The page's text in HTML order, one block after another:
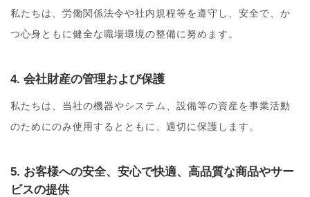
私たちは、労働関係法令や社内規程等を遵守し、安全で、か
つ心身ともに健全な職場環境の整備に努めます。
4. 会社財産の管理および保護
私たちは、当社の機器やシステム、設備等の資産を事業活動
のためにのみ使用するとともに、適切に保護します。
5. お客様への安全、安心で快適、高品質な商品やサー
ビスの提供